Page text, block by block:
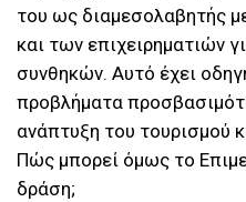
του ως διαμεσολαβητής
και των επιχειρηματιών
συνθηκών. Αυτό έχει
προβλήματα
ανάπτυξη του τουρισμού
Πώς μπορεί όμως το
δράση;